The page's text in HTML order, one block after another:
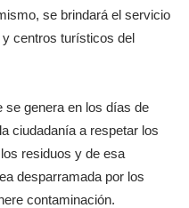
se brindará el servicio
centros turísticos del
se genera en los días de
ciudadanía a respetar los
residuos y de esa
desparramada por los
contaminación.